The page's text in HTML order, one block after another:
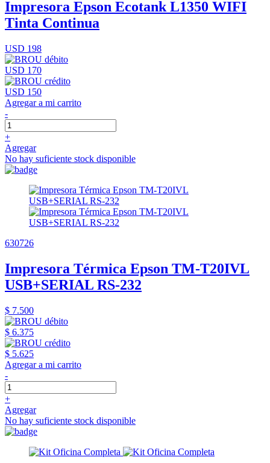
Impresora Epson Ecotank L1350 WIFI
Tinta Continua
USD 198
USD 170
USD 150
Agregar a mi carrito
-
+
Agregar
No hay suficiente stock disponible
630726
Impresora Térmica Epson TM-T20IVL
USB+SERIAL RS-232
$ 7.500
$ 6.375
$ 5.625
Agregar a mi carrito
-
+
Agregar
No hay suficiente stock disponible